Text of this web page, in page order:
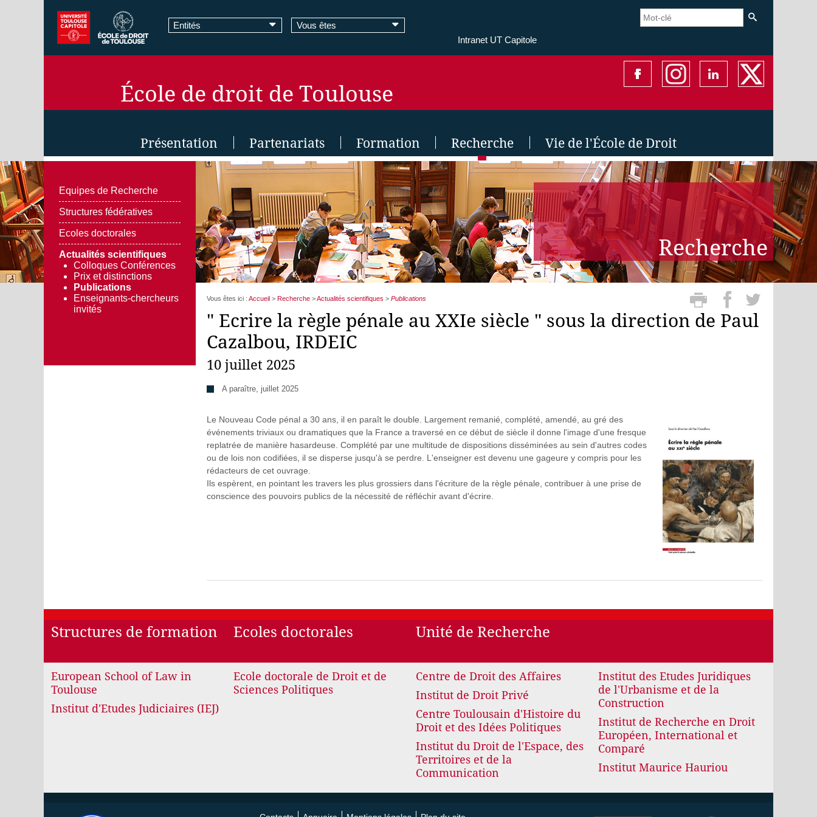
Entités Vous êtes
École de droit de Toulouse
Présentation Partenariats Formation Recherche Vie de l'École de Droit
Recherche
Equipes de Recherche
Structures fédératives
Ecoles doctorales
Actualités scientifiques
Colloques Conférences
Prix et distinctions
Publications
Enseignants-chercheurs
invités
Vous êtes ici : Accueil> Recherche>Actualités scientifiques > Publications
" Ecrire la règle pénale au XXIe siècle " sous la direction de Paul
Cazalbou, IRDEIC
10 juillet 2025
A paraître, juillet 2025
Le Nouveau Code pénal a 30 ans, il en paraît le double. Largement remanié, complété, amendé, au gré des
événements triviaux ou dramatiques que la France a traversé en ce début de siècle il donne l'image d'une fresque
replatrée de manière hasardeuse. Complété par une multitude de dispositions disséminées au sein d'autres codes
ou de lois non codifiées, il se disperse jusqu'à se perdre. L'enseigner est devenu une gageure y compris pour les
rédacteurs de cet ouvrage.
Ils espèrent, en pointant les travers les plus grossiers dans l'écriture de la règle pénale, contribuer à une prise de
conscience des pouvoirs publics de la nécessité de réfléchir avant d'écrire.
Structures de formation
European School of Law in
Toulouse
Institut d'Etudes Judiciaires (IEJ)
Ecoles doctorales
Ecole doctorale de Droit et de
Sciences Politiques
Unité de Recherche
Centre de Droit des Affaires
Institut de Droit Privé
Centre Toulousain d'Histoire du
Droit et des Idées Politiques
Institut du Droit de l'Espace, des
Territoires et de la
Communication
Institut des Etudes Juridiques
de l'Urbanisme et de la
Construction
Institut de Recherche en Droit
Européen, International et
Comparé
Institut Maurice Hauriou
Intranet UT Capitole